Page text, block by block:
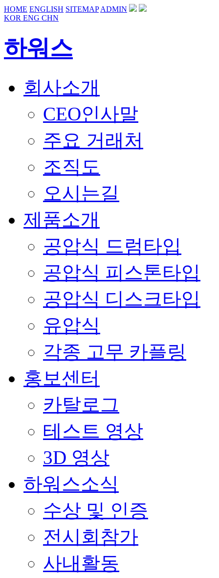
HOME ENGLISH SITEMAP ADMIN
KOR ENG CHN
하워스
회사소개
CEO인사말
주요 거래처
조직도
오시는길
제품소개
공압식 드럼타입
공압식 피스톤타입
공압식 디스크타입
유압식
각종 고무 카플링
홍보센터
카탈로그
테스트 영상
3D 영상
하워스소식
수상 및 인증
전시회참가
사내활동